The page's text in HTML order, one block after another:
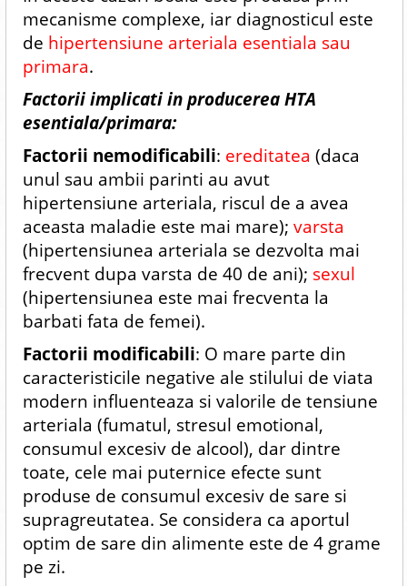
mecanisme complexe, iar diagnosticul este
de hipertensiune arteriala esentiala sau
primara.
Factorii implicati in producerea HTA
esentiala/primara:
Factorii nemodificabili: ereditatea (daca
unul sau ambii parinti au avut
hipertensiune arteriala, riscul de a avea
aceasta maladie este mai mare); varsta
(hipertensiunea arteriala se dezvolta mai
frecvent dupa varsta de 40 de ani); sexul
(hipertensiunea este mai frecventa la
barbati fata de femei).
Factorii modificabili: O mare parte din
caracteristicile negative ale stilului de viata
modern influenteaza si valorile de tensiune
arteriala (fumatul, stresul emotional,
consumul excesiv de alcool), dar dintre
toate, cele mai puternice efecte sunt
produse de consumul excesiv de sare si
supragreutatea. Se considera ca aportul
optim de sare din alimente este de 4 grame
pe zi.